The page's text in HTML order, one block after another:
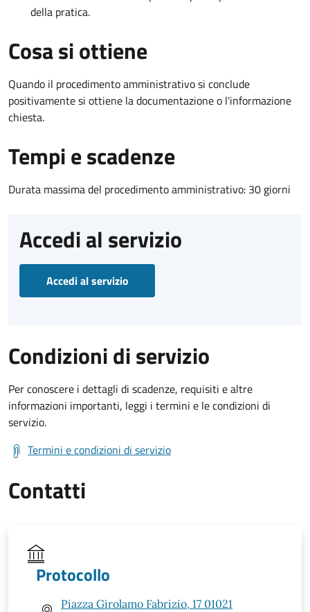
della pratica.
Cosa si ottiene
Quando il procedimento amministrativo si conclude
positivamente si ottiene la documentazione o l'informazione
chiesta.
Tempi e scadenze
Durata massima del procedimento amministrativo: 30 giorni
Accedi al servizio
Accedi al servizio
Condizioni di servizio
Per conoscere i dettagli di scadenze, requisiti e altre
informazioni importanti, leggi i termini e le condizioni di
servizio.
Termini e condizioni di servizio
Contatti
Protocollo
Piazza Girolamo Fabrizio, 17 01021